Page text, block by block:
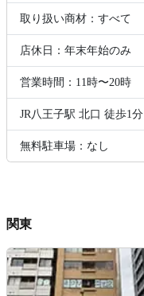
取り扱い商材：すべて
店休日：年末年始のみ
営業時間：11時〜20時
JR八王子駅 北口 徒歩1分
無料駐車場：なし
関東